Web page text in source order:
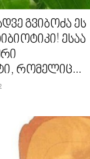
გვიბოძა ეს
ესაა
რომელიც...